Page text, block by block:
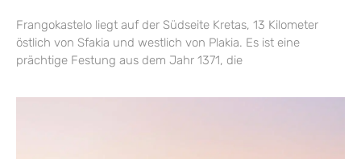
Frangokastelo liegt auf der Südseite Kretas, 13 Kilometer
östlich von Sfakia und westlich von Plakia. Es ist eine
prächtige Festung aus dem Jahr 1371, die